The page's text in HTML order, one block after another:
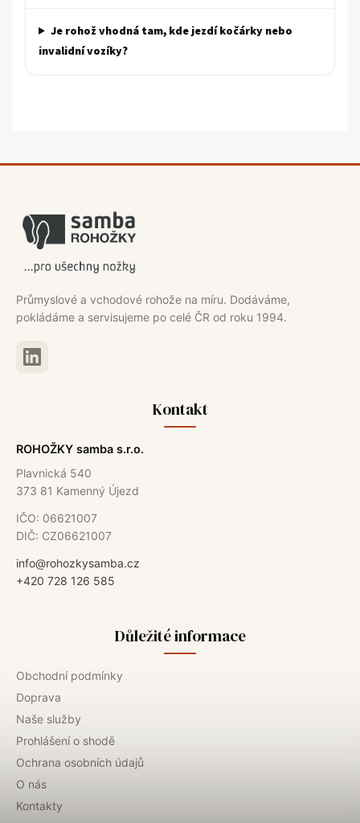
Je rohož vhodná tam, kde jezdí kočárky nebo
invalidní vozíky?
Průmyslové a vchodové rohože na míru. Dodáváme,
pokládáme a servisujeme po celé ČR od roku 1994.
Kontakt
ROHOŽKY samba s.r.o.
Plavnická 540
373 81 Kamenný Újezd
IČO: 06621007
DIČ: CZ06621007
info@rohozkysamba.cz
+420 728 126 585
Důležité informace
Obchodní podmínky
Doprava
Naše služby
Prohlášení o shodě
Ochrana osobních údajů
O nás
Kontakty